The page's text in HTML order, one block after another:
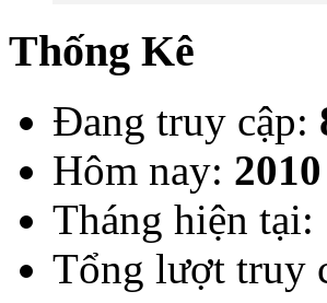
Thống Kê
Đang truy cập:
Hôm nay: 2010
Tháng hiện tại:
Tổng lượt truy